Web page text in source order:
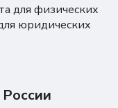
для физических
юридических